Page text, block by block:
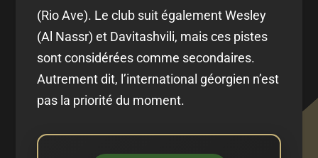
(Rio Ave). Le club suit également Wesley
(Al Nassr) et Davitashvili, mais ces pistes
sont considérées comme secondaires.
Autrement dit, l’international géorgien n’est
pas la priorité du moment.